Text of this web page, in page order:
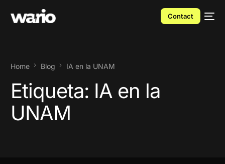
Contact
Home Blog IA en la UNAM
Etiqueta: IA en la
UNAM